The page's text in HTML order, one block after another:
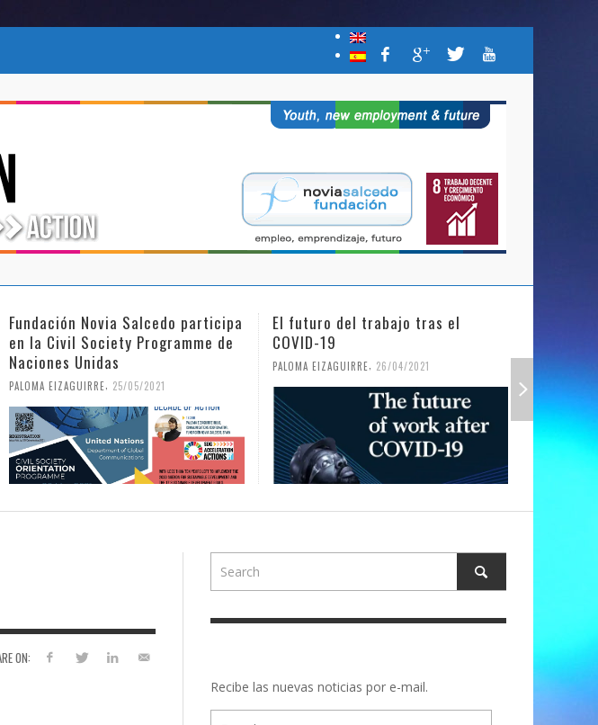
Fundación Novia Salcedo participa
en la Civil Society Programme de
Naciones Unidas
PALOMA EIZAGUIRRE 25/05/2021
El futuro del trabajo tras el
COVID-19
PALOMA EIZAGUIRRE 26/04/2021
ON:
Recibe las nuevas noticias por e-mail.